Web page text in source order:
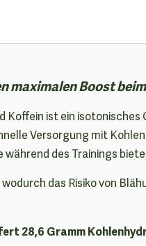
maximalen Boost
Koffein ist ein isotonisches
Versorgung mit
des Trainings
das Risiko von
28,6 Gramm